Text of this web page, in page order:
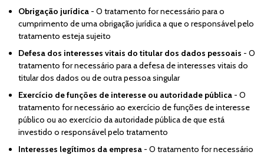
Obrigação jurídica - O tratamento for necessário para o
cumprimento de uma obrigação jurídica a que o responsável pelo
tratamento esteja sujeito
Defesa dos interesses vitais do titular dos dados pessoais - O
tratamento for necessário para a defesa de interesses vitais do
titular dos dados ou de outra pessoa singular
Exercício de funções de interesse ou autoridade pública - O
tratamento for necessário ao exercício de funções de interesse
público ou ao exercício da autoridade pública de que está
investido o responsável pelo tratamento
Interesses legítimos da empresa - O tratamento for necessário